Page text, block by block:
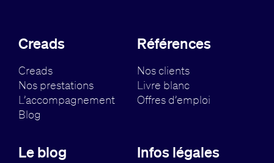
Creads
Creads
Nos prestations
L’accompagnement
Blog
Références
Nos clients
Livre blanc
Offres d’emploi
Le blog Infos légales